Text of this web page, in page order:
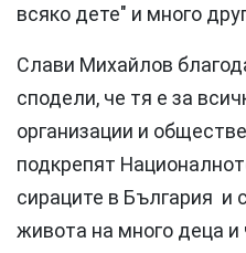
всяко дете" и много
Слави Михайлов
сподели, че тя е за
организации и
подкрепят
сираците в България и
живота на много деца